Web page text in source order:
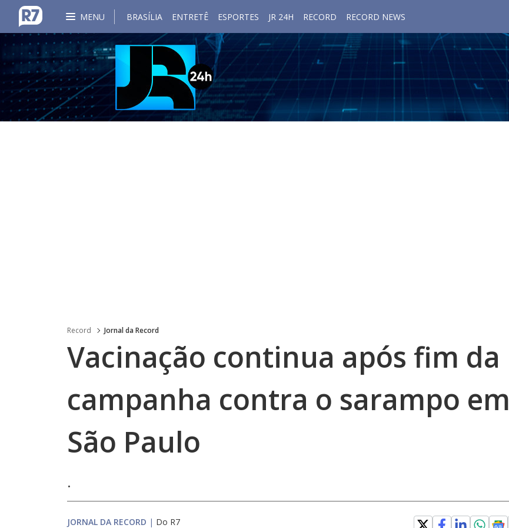
MENU BRASÍLIA ENTRETÊ ESPORTES JR 24H RECORD RECORD NEWS
Record Jornal da Record
Vacinação continua após fim da
campanha contra o sarampo em
São Paulo
.
JORNAL DA RECORD | Do R7